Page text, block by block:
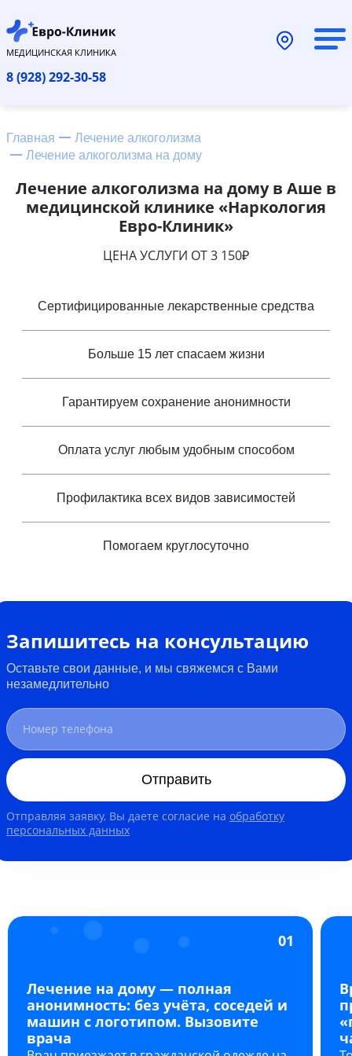
МЕДИЦИНСКАЯ КЛИНИКА
8 (928) 292-30-58
Главная
Лечение алкоголизма
Лечение алкоголизма на дому
Лечение алкоголизма на дому в Аше в
медицинской клинике «Наркология
Евро-Клиник»
ЦЕНА УСЛУГИ ОТ 3 150₽
Сертифицированные лекарственные средства
Больше 15 лет спасаем жизни
Гарантируем сохранение анонимности
Оплата услуг любым удобным способом
Профилактика всех видов зависимостей
Помогаем круглосуточно
Запишитесь на консультацию
Оставьте свои данные, и мы свяжемся с Вами
незамедлительно
Отправить
Отправляя заявку, Вы даете согласие на обработку
персональных данных
01
Лечение на дому — полная
анонимность: без учёта, соседей и
машин с логотипом. Вызовите
врача